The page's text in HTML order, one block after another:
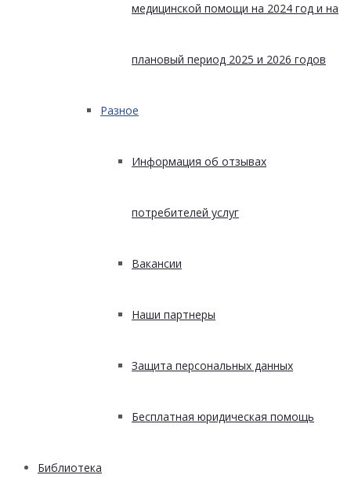
медицинской помощи на 2024 год и на
плановый период 2025 и 2026 годов
Разное
Информация об отзывах
потребителей услуг
Вакансии
Наши партнеры
Защита персональных данных
Бесплатная юридическая помощь
Библиотека